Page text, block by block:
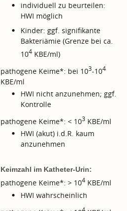
individuell zu beurteilen:
HWI möglich
Kinder: ggf. signifikante
Bakteriämie (Grenze bei ca.
104 KBE/ml)
pathogene Keime*: bei 103-104
KBE/ml
HWI nicht anzunehmen; ggf.
Kontrolle
pathogene Keime*: < 103 KBE/ml
HWI (akut) i.d.R. kaum
anzunehmen
Keimzahl im Katheter-Urin:
pathogene Keime*: > 104 KBE/ml
HWI wahrscheinlich